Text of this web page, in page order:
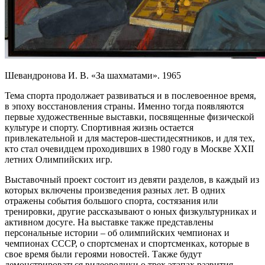
Шевандронова И. В. «За шахматами». 1965
Тема спорта продолжает развиваться и в послевоенное время,
в эпоху восстановления страны. Именно тогда появляются
первые художественные выставки, посвященные физической
культуре и спорту. Спортивная жизнь остается
привлекательной и для мастеров-шестидесятников, и для тех,
кто стал очевидцем проходивших в 1980 году в Москве ХХII
летних Олимпийских игр.
Выставочный проект состоит из девяти разделов, в каждый из
которых включены произведения разных лет. В одних
отражены события большого спорта, состязания или
тренировки, другие рассказывают о юных физкультурниках и
активном досуге. На выставке также представлены
персональные истории – об олимпийских чемпионах и
чемпионах СССР, о спортсменах и спортсменках, которые в
свое время были героями новостей. Также будут